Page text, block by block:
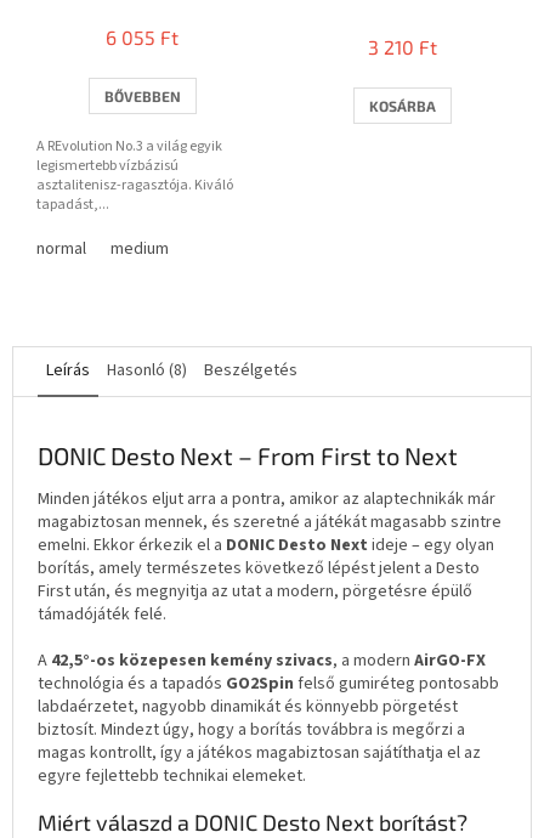
6 055 Ft
BŐVEBBEN
A REvolution No.3 a világ egyik
legismertebb vízbázisú
asztalitenisz-ragasztója. Kiváló
tapadást,...
normal medium
átlagos
5-
ből
3 210 Ft
KOSÁRBA
Leírás Hasonló (8) Beszélgetés
DONIC Desto Next – From First to Next
Minden játékos eljut arra a pontra, amikor az alaptechnikák már
magabiztosan mennek, és szeretné a játékát magasabb szintre
emelni. Ekkor érkezik el a DONIC Desto Next ideje – egy olyan
borítás, amely természetes következő lépést jelent a Desto
First után, és megnyitja az utat a modern, pörgetésre épülő
támadójáték felé.
A 42,5°-os közepesen kemény szivacs, a modern AirGO-FX
technológia és a tapadós GO2Spin felső gumiréteg pontosabb
labdaérzetet, nagyobb dinamikát és könnyebb pörgetést
biztosít. Mindezt úgy, hogy a borítás továbbra is megőrzi a
magas kontrollt, így a játékos magabiztosan sajátíthatja el az
egyre fejlettebb technikai elemeket.
Miért válaszd a DONIC Desto Next borítást?